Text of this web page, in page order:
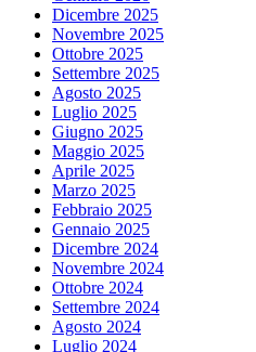
Dicembre 2025
Novembre 2025
Ottobre 2025
Settembre 2025
Agosto 2025
Luglio 2025
Giugno 2025
Maggio 2025
Aprile 2025
Marzo 2025
Febbraio 2025
Gennaio 2025
Dicembre 2024
Novembre 2024
Ottobre 2024
Settembre 2024
Agosto 2024
Luglio 2024